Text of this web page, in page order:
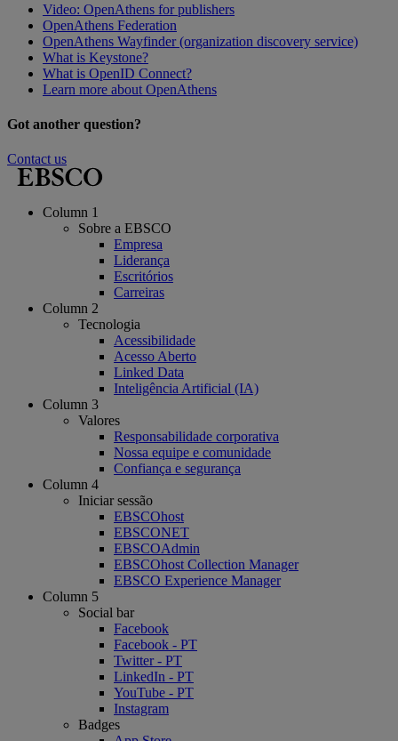
Video: OpenAthens for publishers
OpenAthens Federation
OpenAthens Wayfinder (organization discovery service)
What is Keystone?
What is OpenID Connect?
Learn more about OpenAthens
Got another question?
Contact us
Column 1
Sobre a EBSCO
Empresa
Liderança
Escritórios
Carreiras
Column 2
Tecnologia
Acessibilidade
Acesso Aberto
Linked Data
Inteligência Artificial (IA)
Column 3
Valores
Responsabilidade corporativa
Nossa equipe e comunidade
Confiança e segurança
Column 4
Iniciar sessão
EBSCOhost
EBSCONET
EBSCOAdmin
EBSCOhost Collection Manager
EBSCO Experience Manager
Column 5
Social bar
Facebook
Facebook - PT
Twitter - PT
LinkedIn - PT
YouTube - PT
Instagram
Badges